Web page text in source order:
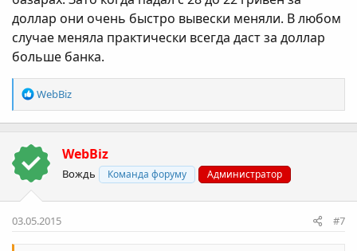
доллар они очень быстро вывески меняли. В любом
случае меняла практически всегда даст за доллар
больше банка.
Р
е
а
ц
ї
WebBiz
WebBiz
Вождь Команда форуму Администратор
03.05.2015 #7